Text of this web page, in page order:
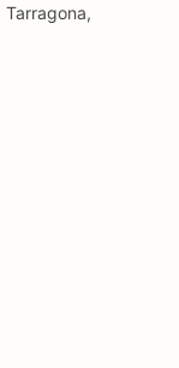
Tarragona,